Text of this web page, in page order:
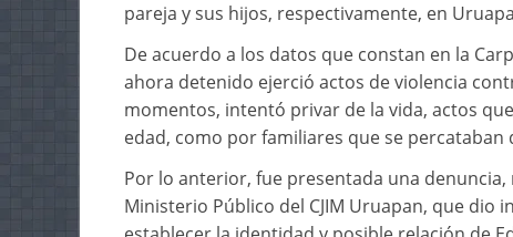
pareja y sus hijos, respectivamente, en
De acuerdo a los datos que constan en la
ahora detenido ejerció actos de violencia
momentos, intentó privar de la vida, actos
edad, como por familiares que se percataban
Por lo anterior, fue presentada una
Ministerio Público del CJIM Uruapan, que dio